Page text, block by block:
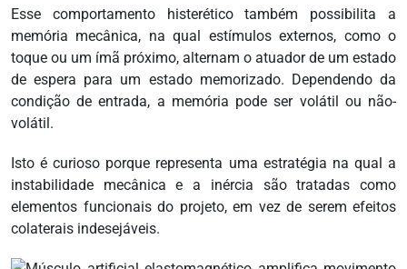
Esse comportamento histerético também possibilita a
memória mecânica, na qual estímulos externos, como o
toque ou um ímã próximo, alternam o atuador de um estado
de espera para um estado memorizado. Dependendo da
condição de entrada, a memória pode ser volátil ou não-
volátil.
Isto é curioso porque representa uma estratégia na qual a
instabilidade mecânica e a inércia são tratadas como
elementos funcionais do projeto, em vez de serem efeitos
colaterais indesejáveis.